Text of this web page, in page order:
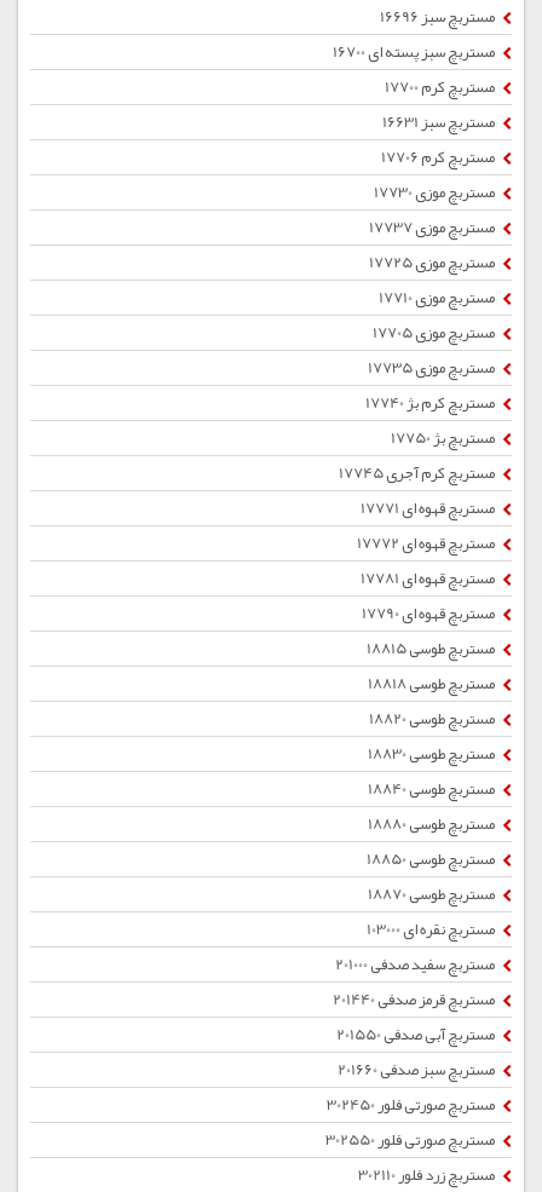
مستربچ سبز 16696
مستربچ سبز پسته ای 16700
مستربچ کرم 17700
مستربچ سبز 16631
مستربچ کرم 17706
مستربچ موزی 17730
مستربچ موزی 17737
مستربچ موزی 17725
مستربچ موزی 17710
مستربچ موزی 17705
مستربچ موزی 17735
مستربچ کرم بژ 17740
مستربچ بژ 17750
مستربچ کرم آجری 17745
مستربچ قهوه ای 17771
مستربچ قهوه ای 17772
مستربچ قهوه ای 17781
مستربچ قهوه ای 17790
مستربچ طوسی 18815
مستربچ طوسی 18818
مستربچ طوسی 18820
مستربچ طوسی 18830
مستربچ طوسی 18840
مستربچ طوسی 18880
مستربچ طوسی 18850
مستربچ طوسی 18870
مستربچ نقره ای 103000
مستربچ سفید صدفی 201000
مستربچ قرمز صدفی 201440
مستربچ آبی صدفی 201550
مستربچ سبز صدفی 201660
مستربچ صورتی فلور 302450
مستربچ صورتی فلور 302550
مستربچ زرد فلور 302110